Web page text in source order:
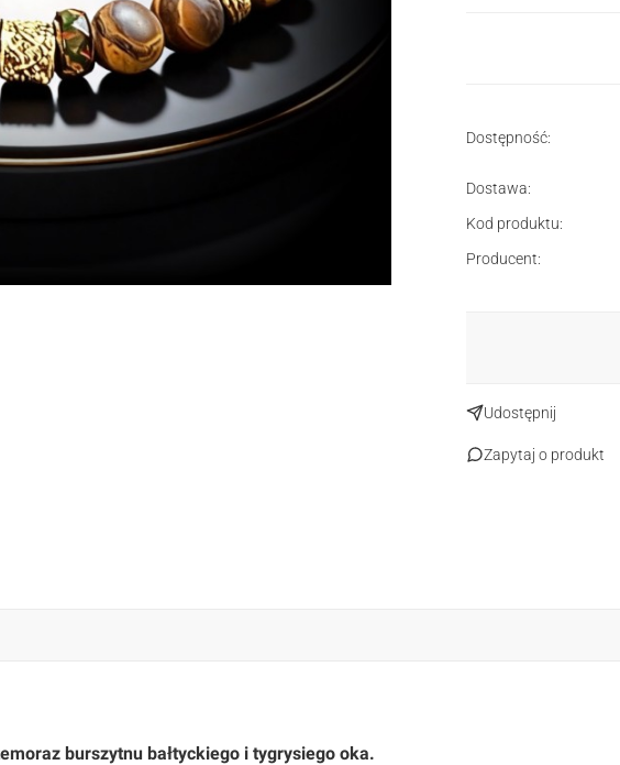
Dostępność:
Dostawa:
Kod produktu:
Producent:
Udostępnij
Zapytaj o produkt
oraz burszytnu bałtyckiego i tygrysiego oka.